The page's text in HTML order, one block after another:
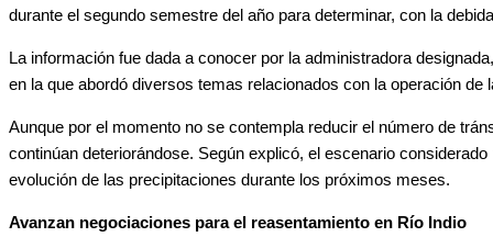
durante el segundo semestre del año para determinar, con la
La información fue dada a conocer por la administradora
en la que abordó diversos temas relacionados con la operación
Aunque por el momento no se contempla reducir el número de
continúan deteriorándose. Según explicó, el escenario
evolución de las precipitaciones durante los próximos meses.
Avanzan negociaciones para el reasentamiento en Río Indio